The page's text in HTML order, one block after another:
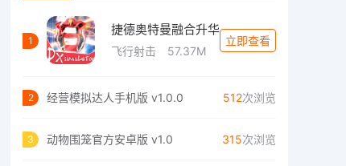
1
捷德奥特曼融合升华
飞行射击 57.37M
立即查看
2 经营模拟达人手机版 v1.0.0 512次浏览
3 动物围笼官方安卓版 v1.0 315次浏览